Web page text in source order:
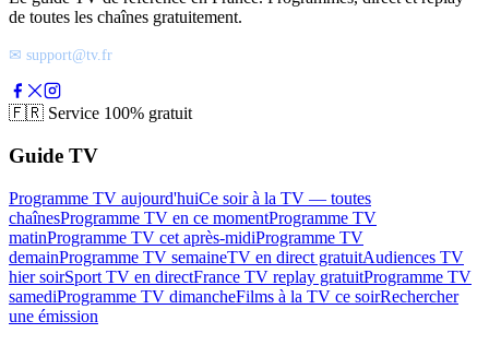
de toutes les chaînes gratuitement.
✉ support@tv.fr
🇫🇷 Service 100% gratuit
Guide TV
Programme TV aujourd'huiCe soir à la TV — toutes
chaînesProgramme TV en ce momentProgramme TV
matinProgramme TV cet après-midiProgramme TV
demainProgramme TV semaineTV en direct gratuitAudiences TV
hier soirSport TV en directFrance TV replay gratuitProgramme TV
samediProgramme TV dimancheFilms à la TV ce soirRechercher
une émission